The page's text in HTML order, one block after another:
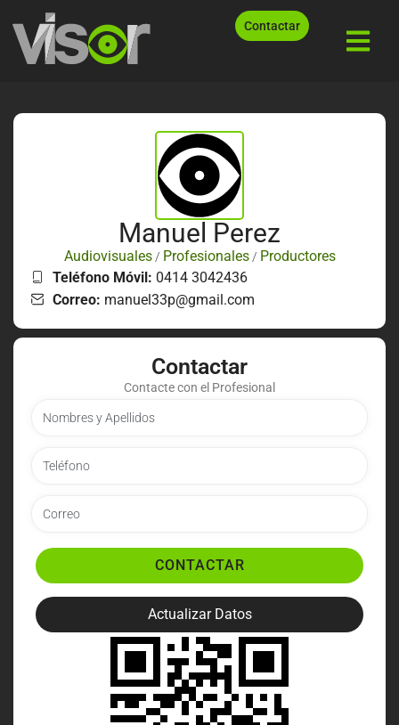
Contactar
Manuel Perez
Audiovisuales/ Profesionales/ Productores
Teléfono Móvil: 0414 3042436
Correo: manuel33p@gmail.com
Contactar
Contacte con el Profesional
CONTACTAR
Actualizar Datos